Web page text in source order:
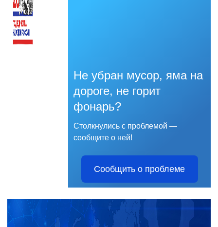
Не убран мусор, яма на
дороге, не горит
фонарь?
Столкнулись с проблемой —
сообщите о ней!
Сообщить о проблеме